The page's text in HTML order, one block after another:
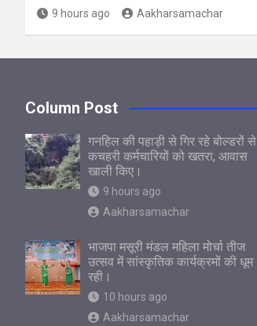
9 hours ago Aakharsamachar
Column Post
गनहिल की पहाड़ी से गिर रहे बोल्डरों से
कचहरी कर्मचारियों को खतरा, आवास
खाली किए।
9 hours ago
Aakharsamachar
भाजपा मसूरी मंडल महिला मोर्चा तीज
उत्सव में सांस्कृतिक कार्यक्रमों की धूम
रही।
10 hours ago
Aakharsamachar